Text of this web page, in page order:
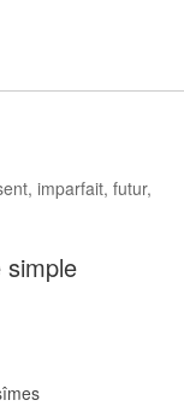
imparfait, futur,
simple
îmes